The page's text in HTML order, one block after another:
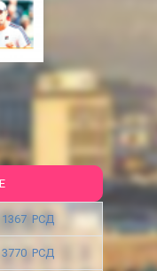
1367 РСД
3770 РСД